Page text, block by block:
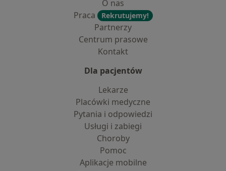
O nas
Praca
Rekrutujemy!
Partnerzy
Centrum prasowe
Kontakt
Dla pacjentów
Lekarze
Placówki medyczne
Pytania i odpowiedzi
Usługi i zabiegi
Choroby
Pomoc
Aplikacje mobilne